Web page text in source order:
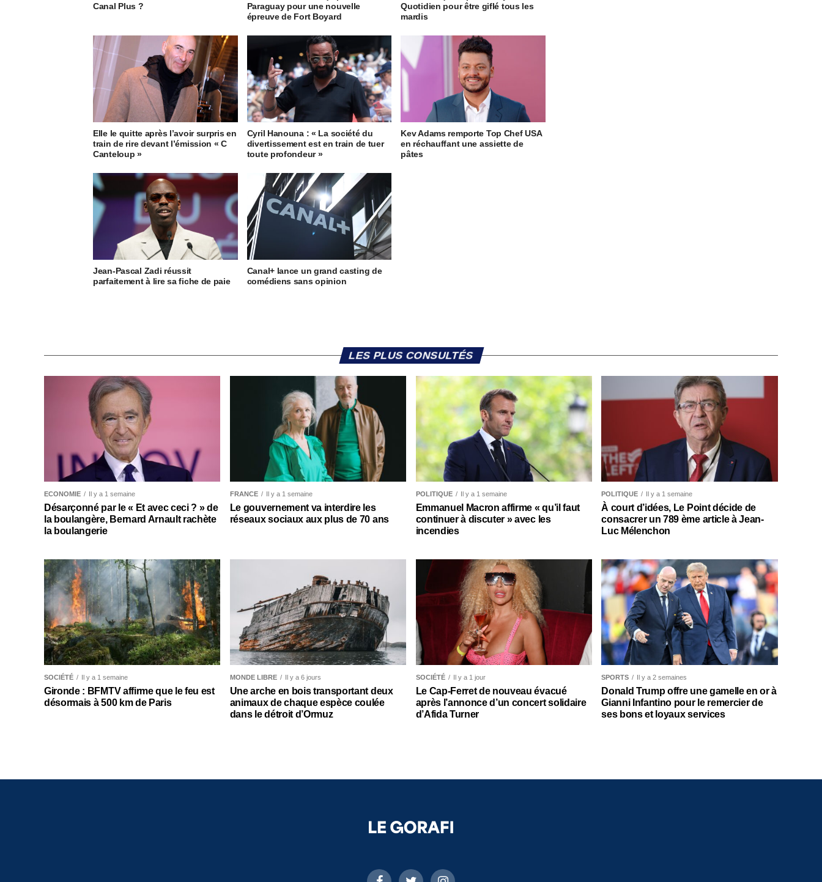
Canal Plus ?
Paraguay pour une nouvelle
épreuve de Fort Boyard
Quotidien pour être giflé tous les
mardis
Elle le quitte après l’avoir surpris en
train de rire devant l’émission « C
Canteloup »
Cyril Hanouna : « La société du
divertissement est en train de tuer
toute profondeur »
Kev Adams remporte Top Chef USA
en réchauffant une assiette de
pâtes
Jean-Pascal Zadi réussit
parfaitement à lire sa fiche de paie
Canal+ lance un grand casting de
comédiens sans opinion
LES PLUS CONSULTÉS
ECONOMIE Il y a 1 semaine
Désarçonné par le « Et avec ceci ? » de
la boulangère, Bernard Arnault rachète
la boulangerie
FRANCE Il y a 1 semaine
Le gouvernement va interdire les
réseaux sociaux aux plus de 70 ans
POLITIQUE Il y a 1 semaine
Emmanuel Macron affirme « qu’il faut
continuer à discuter » avec les
incendies
POLITIQUE Il y a 1 semaine
À court d’idées, Le Point décide de
consacrer un 789 ème article à Jean-
Luc Mélenchon
SOCIÉTÉ Il y a 1 semaine
Gironde : BFMTV affirme que le feu est
désormais à 500 km de Paris
MONDE LIBRE Il y a 6 jours
Une arche en bois transportant deux
animaux de chaque espèce coulée
dans le détroit d’Ormuz
SOCIÉTÉ Il y a 1 jour
Le Cap-Ferret de nouveau évacué
après l’annonce d’un concert solidaire
d’Afida Turner
SPORTS Il y a 2 semaines
Donald Trump offre une gamelle en or à
Gianni Infantino pour le remercier de
ses bons et loyaux services